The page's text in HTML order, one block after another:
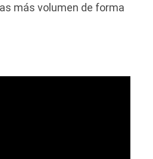
más volumen de forma